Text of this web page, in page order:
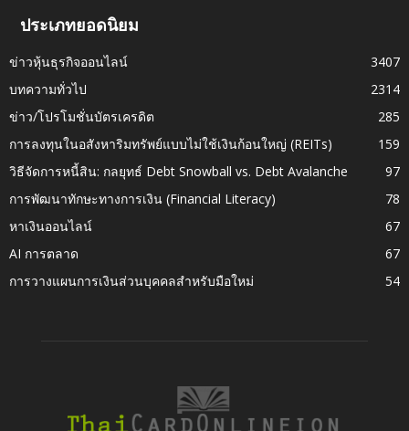
ประเภทยอดนิยม
ข่าวหุ้นธุรกิจออนไลน์
3407
บทความทั่วไป
2314
ข่าว/โปรโมชั่นบัตรเครดิต
285
การลงทุนในอสังหาริมทรัพย์แบบไม่ใช้เงินก้อนใหญ่ (REITs)
159
วิธีจัดการหนี้สิน: กลยุทธ์ Debt Snowball vs. Debt Avalanche
97
การพัฒนาทักษะทางการเงิน (Financial Literacy)
78
หาเงินออนไลน์
67
AI การตลาด
67
การวางแผนการเงินส่วนบุคคลสำหรับมือใหม่
54